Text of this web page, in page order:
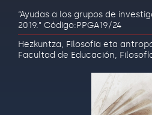
“Ayudas a los grupos de
2019.” Código:PPGA19/24
Hezkuntza, Filosofia eta
Facultad de Educación,